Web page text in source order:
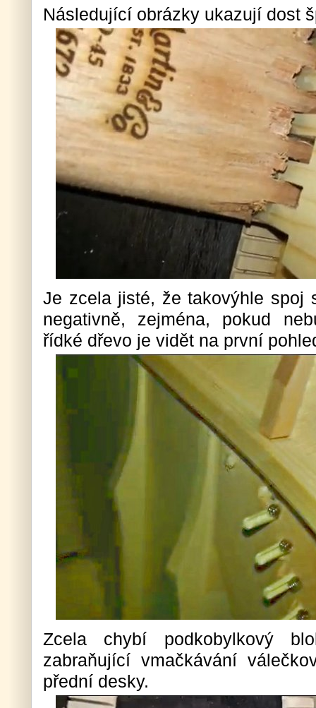
Následující obrázky ukazují dost
Je zcela jisté, že takovýhle spoj
negativně, zejména, pokud
řídké dřevo je vidět na první
Zcela chybí podkobylkový
zabraňující vmačkávání
přední desky.